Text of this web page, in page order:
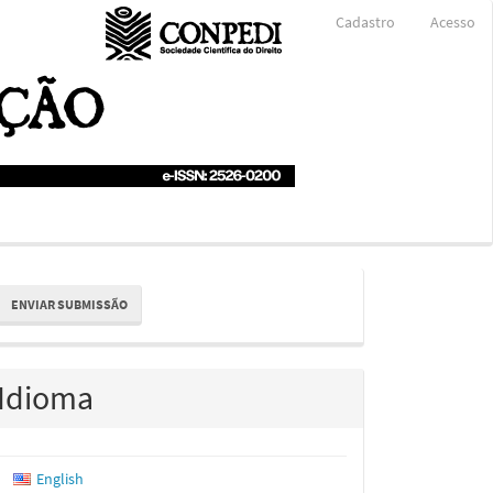
Cadastro Acesso
ENVIAR SUBMISSÃO
Idioma
English